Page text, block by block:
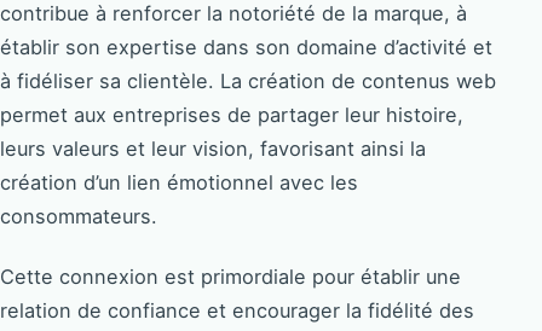
contribue à renforcer la notoriété de la marque, à
établir son expertise dans son domaine d’activité et
à fidéliser sa clientèle. La création de contenus web
permet aux entreprises de partager leur histoire,
leurs valeurs et leur vision, favorisant ainsi la
création d’un lien émotionnel avec les
consommateurs.
Cette connexion est primordiale pour établir une
relation de confiance et encourager la fidélité des